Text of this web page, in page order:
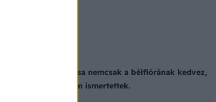
joghurtfogyasztása nemcsak a bélflórának kedvez,
konferenciáján ismertettek.